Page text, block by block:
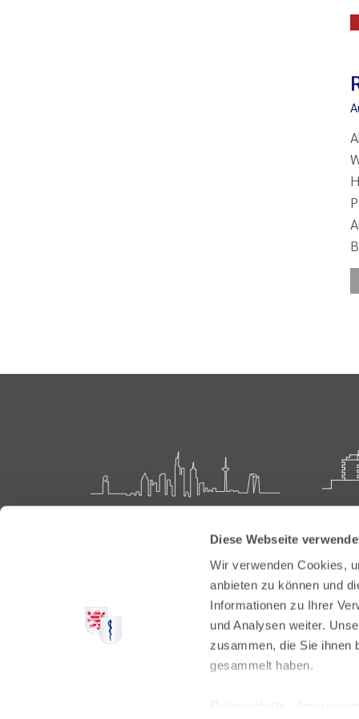
Diese Webseite
Wir verwenden Cookies,
anbieten zu können und
Informationen zu Ihrer
und Analysen weiter.
zusammen, die Sie ihnen
gesammelt haben.
Postfach 60 05 66
60335 Frankfurt
Carl-
Tel:
Fax: